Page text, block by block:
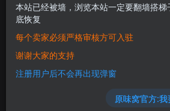
本站已经被墙，浏览本站一定要翻墙搭梯
底恢复
每个卖家必须严格审核方可入驻
谢谢大家的支持
注册用户后不会再出现弹窗
原味窝官方: